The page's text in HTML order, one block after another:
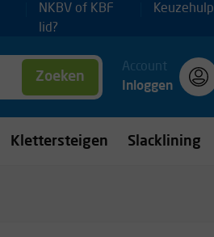
NKBV of KBF
lid?
Keuzehulp
Zoeken
Account
Inloggen
Klettersteigen Slacklining